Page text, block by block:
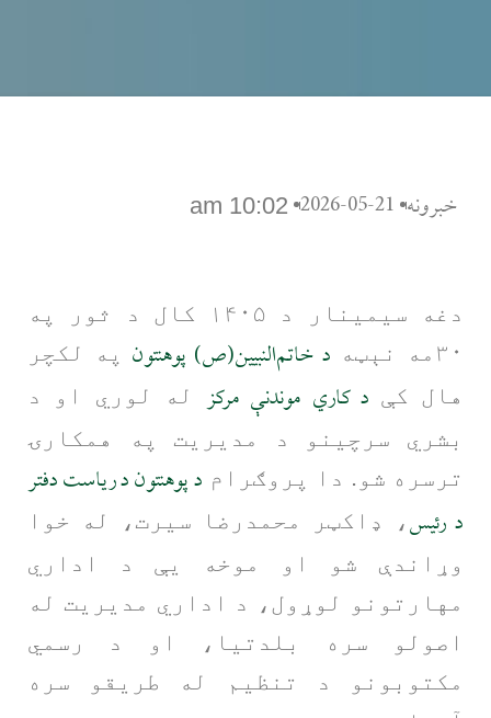
خبرونه 2026-05-21
10:02 am
دغه سیمینار د ۱۴۰۵ کال د ثور په
۳۰مه نېټه
د خاتم‌النبیین(ص) پوهنتون په لکچر
هال کې د کاري موندنې مرکز له لوري او د
بشري سرچینو د مدیریت په همکارۍ
ترسره شو. دا پروګرام د پوهنتون د ریاست دفتر
د رئیس ، ډاکټر محمدرضا سیرت، له خوا
وړاندې شو او موخه یې د اداري
مهارتونو لوړول، د اداري مدیریت له
اصولو سره بلدتیا، او د رسمي
مکتوبونو د تنظیم له طریقو سره